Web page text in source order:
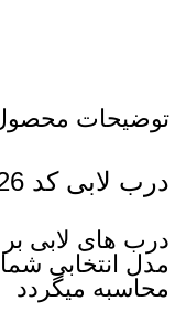
توضیحات
درب لابی کد 826
درب های لابی
مدل انتخابی
محاسبه میگردد